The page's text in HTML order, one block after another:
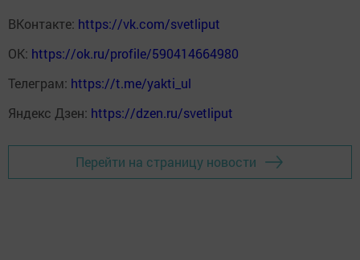
ВКонтакте: https://vk.com/svetliput
ОК: https://ok.ru/profile/590414664980
Телеграм: https://t.me/yakti_ul
Яндекс Дзен: https://dzen.ru/svetliput
Перейти на страницу новости